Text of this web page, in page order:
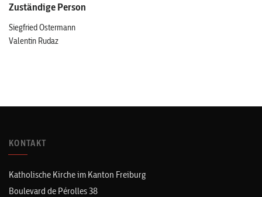
Zuständige Person
Siegfried Ostermann
Valentin Rudaz
KONTAKT
Katholische Kirche im Kanton Freiburg
Boulevard de Pérolles 38